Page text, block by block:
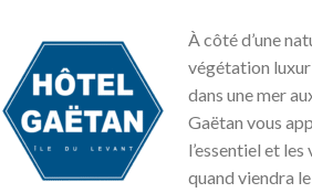
À côté d’une
végétation
dans une mer
Gaëtan vous
l’essentiel et
quand viendra